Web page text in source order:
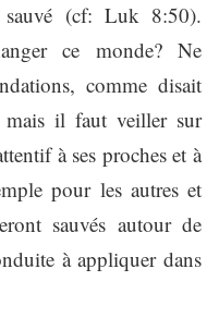
sauvé (cf: Luk 8:50).
ce monde? Ne
comme disait
mais il faut veiller sur
à ses proches et à
pour les autres et
sauvés autour de
à appliquer dans